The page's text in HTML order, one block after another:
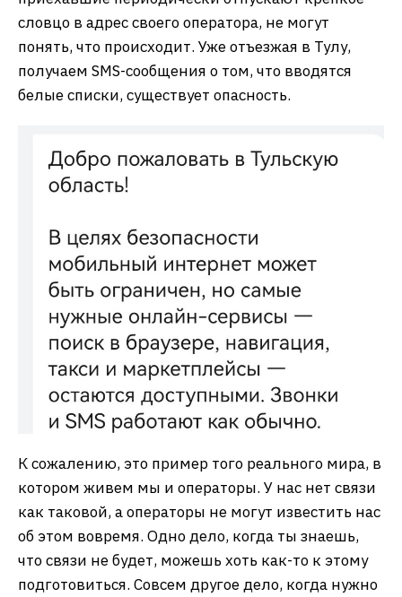
словцо в адрес своего оператора, не могут
понять, что происходит. Уже отъезжая в Тулу,
получаем SMS-сообщения о том, что вводятся
белые списки, существует опасность.
К сожалению, это пример того реального мира, в
котором живем мы и операторы. У нас нет связи
как таковой, а операторы не могут известить нас
об этом вовремя. Одно дело, когда ты знаешь,
что связи не будет, можешь хоть как-то к этому
подготовиться. Совсем другое дело, когда нужно